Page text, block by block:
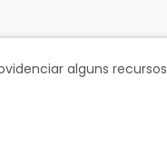
alguns recursos